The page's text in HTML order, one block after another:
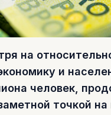
на
и
человек,
точкой на